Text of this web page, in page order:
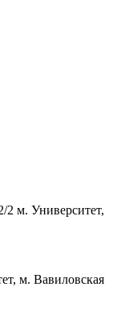
2 м. Университет,
м. Вавиловская